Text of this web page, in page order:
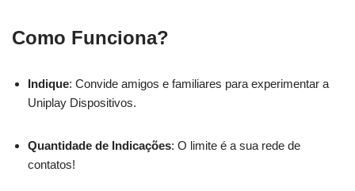
Como Funciona?
Indique: Convide amigos e familiares para experimentar a
Uniplay Dispositivos.
Quantidade de Indicações: O limite é a sua rede de
contatos!